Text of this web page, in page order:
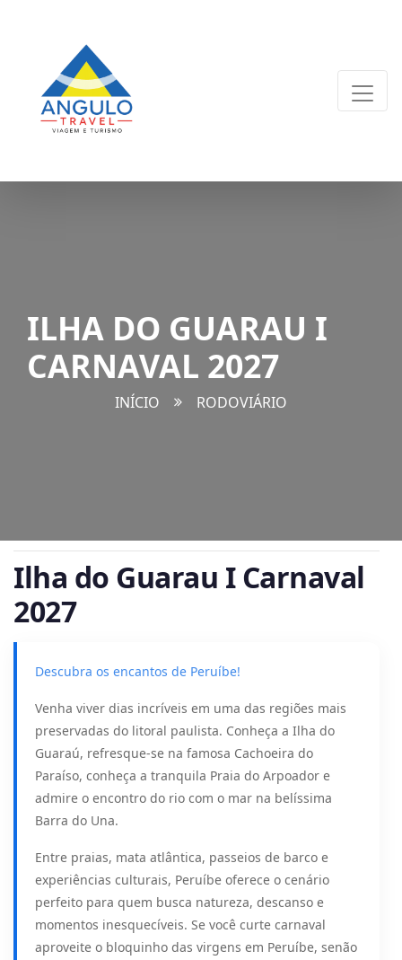
ILHA DO GUARAU I
CARNAVAL 2027
INÍCIO RODOVIÁRIO
Ilha do Guarau I Carnaval
2027
Descubra os encantos de Peruíbe!
Venha viver dias incríveis em uma das regiões mais
preservadas do litoral paulista. Conheça a Ilha do
Guaraú, refresque-se na famosa Cachoeira do
Paraíso, conheça a tranquila Praia do Arpoador e
admire o encontro do rio com o mar na belíssima
Barra do Una.
Entre praias, mata atlântica, passeios de barco e
experiências culturais, Peruíbe oferece o cenário
perfeito para quem busca natureza, descanso e
momentos inesquecíveis. Se você curte carnaval
aproveite o bloquinho das virgens em Peruíbe, senão